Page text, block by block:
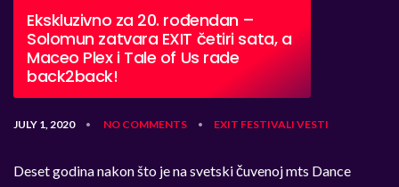
Ekskluzivno za 20. rođendan –
Solomun zatvara EXIT četiri sata, a
Maceo Plex i Tale of Us rade
back2back!
JULY 1, 2020 • NO COMMENTS • EXIT FESTIVALI VESTI
Deset godina nakon što je na svetski čuvenoj mts Dance